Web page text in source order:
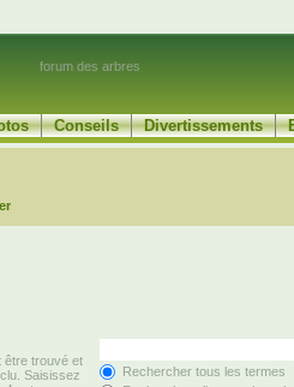
forum des arbres
Conseils Divertissements
être trouvé et
Saisissez
Rechercher tous les termes